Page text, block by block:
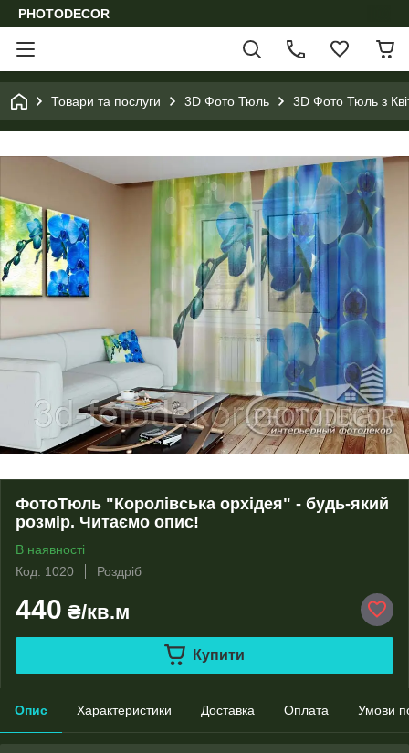
PHOTODECOR
Товари та послуги 3D Фото Тюль 3D Фото Тюль з
ФотоТюль "Королівська орхідея" - будь-який
розмір. Читаємо опис!
В наявності
Код: 1020
Роздріб
440 ₴/кв.м
Купити
Опис Характеристики Доставка Оплата Умови